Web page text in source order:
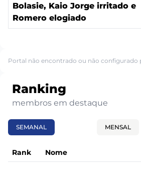
Bolasie, Kaio Jorge irritado e
Romero elogiado
Portal não encontrado ou não configurado
Ranking
membros em destaque
SEMANAL MENSAL
Rank Nome